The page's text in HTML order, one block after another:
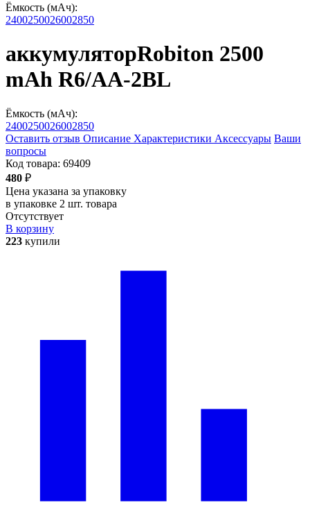
Ёмкость (мАч):
2400250026002850
аккумуляторRobiton 2500
mAh R6/AA-2BL
Ёмкость (мАч):
2400250026002850
Оставить отзыв Описание Характеристики Аксессуары Ваши
вопросы
Код товара: 69409
480 ₽
Цена указана за упаковку
в упаковке 2 шт. товара
Отсутствует
В корзину
223 купили